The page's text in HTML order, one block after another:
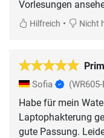
Vorlesungen
Hilfreich • Nicht
Sofia
Habe für mein
Laptophakterung
gute Passung.